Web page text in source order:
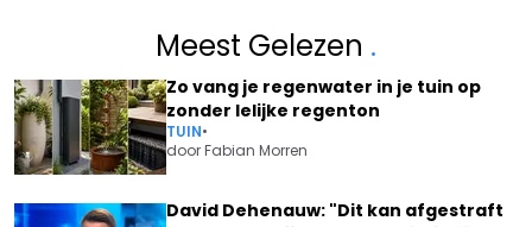
Meest Gelezen .
Zo vang je regenwater in je tuin op
zonder lelijke regenton
TUIN•
doorFabian Morren
David Dehenauw: "Dit kan afgestraft